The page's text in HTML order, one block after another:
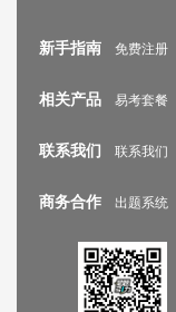
新手指南 免费注册
相关产品 易考套餐
联系我们 联系我们
商务合作 出题系统